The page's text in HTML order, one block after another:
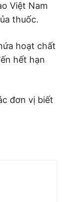
Việt Nam
thuốc.
hoạt chất
hết hạn
đơn vị biết